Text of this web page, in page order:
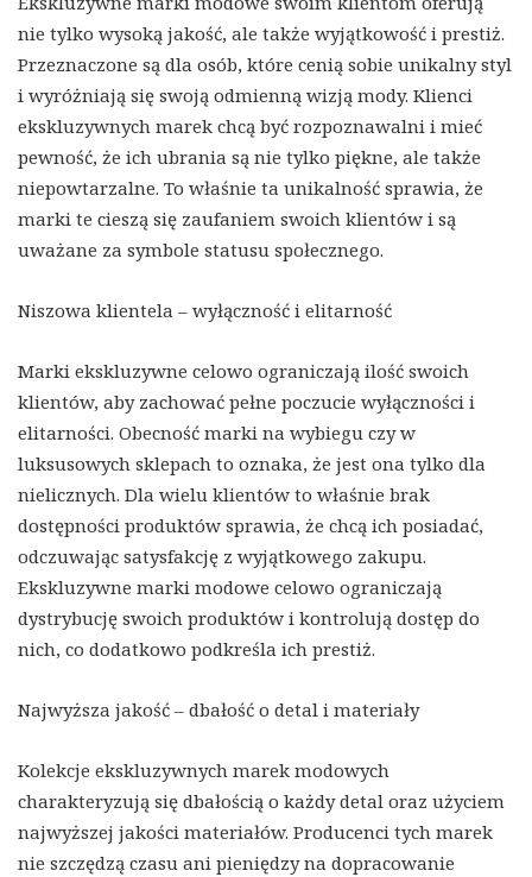
nie tylko wysoką jakość, ale także wyjątkowość i prestiż.
Przeznaczone są dla osób, które cenią sobie unikalny styl
i wyróżniają się swoją odmienną wizją mody. Klienci
ekskluzywnych marek chcą być rozpoznawalni i mieć
pewność, że ich ubrania są nie tylko piękne, ale także
niepowtarzalne. To właśnie ta unikalność sprawia, że
marki te cieszą się zaufaniem swoich klientów i są
uważane za symbole statusu społecznego.
Niszowa klientela – wyłączność i elitarność
Marki ekskluzywne celowo ograniczają ilość swoich
klientów, aby zachować pełne poczucie wyłączności i
elitarności. Obecność marki na wybiegu czy w
luksusowych sklepach to oznaka, że jest ona tylko dla
nielicznych. Dla wielu klientów to właśnie brak
dostępności produktów sprawia, że chcą ich posiadać,
odczuwając satysfakcję z wyjątkowego zakupu.
Ekskluzywne marki modowe celowo ograniczają
dystrybucję swoich produktów i kontrolują dostęp do
nich, co dodatkowo podkreśla ich prestiż.
Najwyższa jakość – dbałość o detal i materiały
Kolekcje ekskluzywnych marek modowych
charakteryzują się dbałością o każdy detal oraz użyciem
najwyższej jakości materiałów. Producenci tych marek
nie szczędzą czasu ani pieniędzy na dopracowanie